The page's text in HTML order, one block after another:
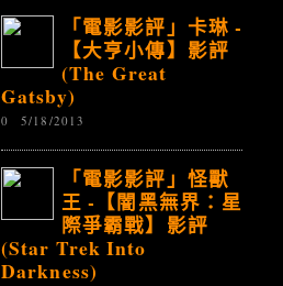
「電影影評」卡琳 -
【大亨小傳】影評
(The Great
Gatsby)
0 5/18/2013
「電影影評」怪獸
王 -【闇黑無界：星
際爭霸戰】影評
(Star Trek Into
Darkness)